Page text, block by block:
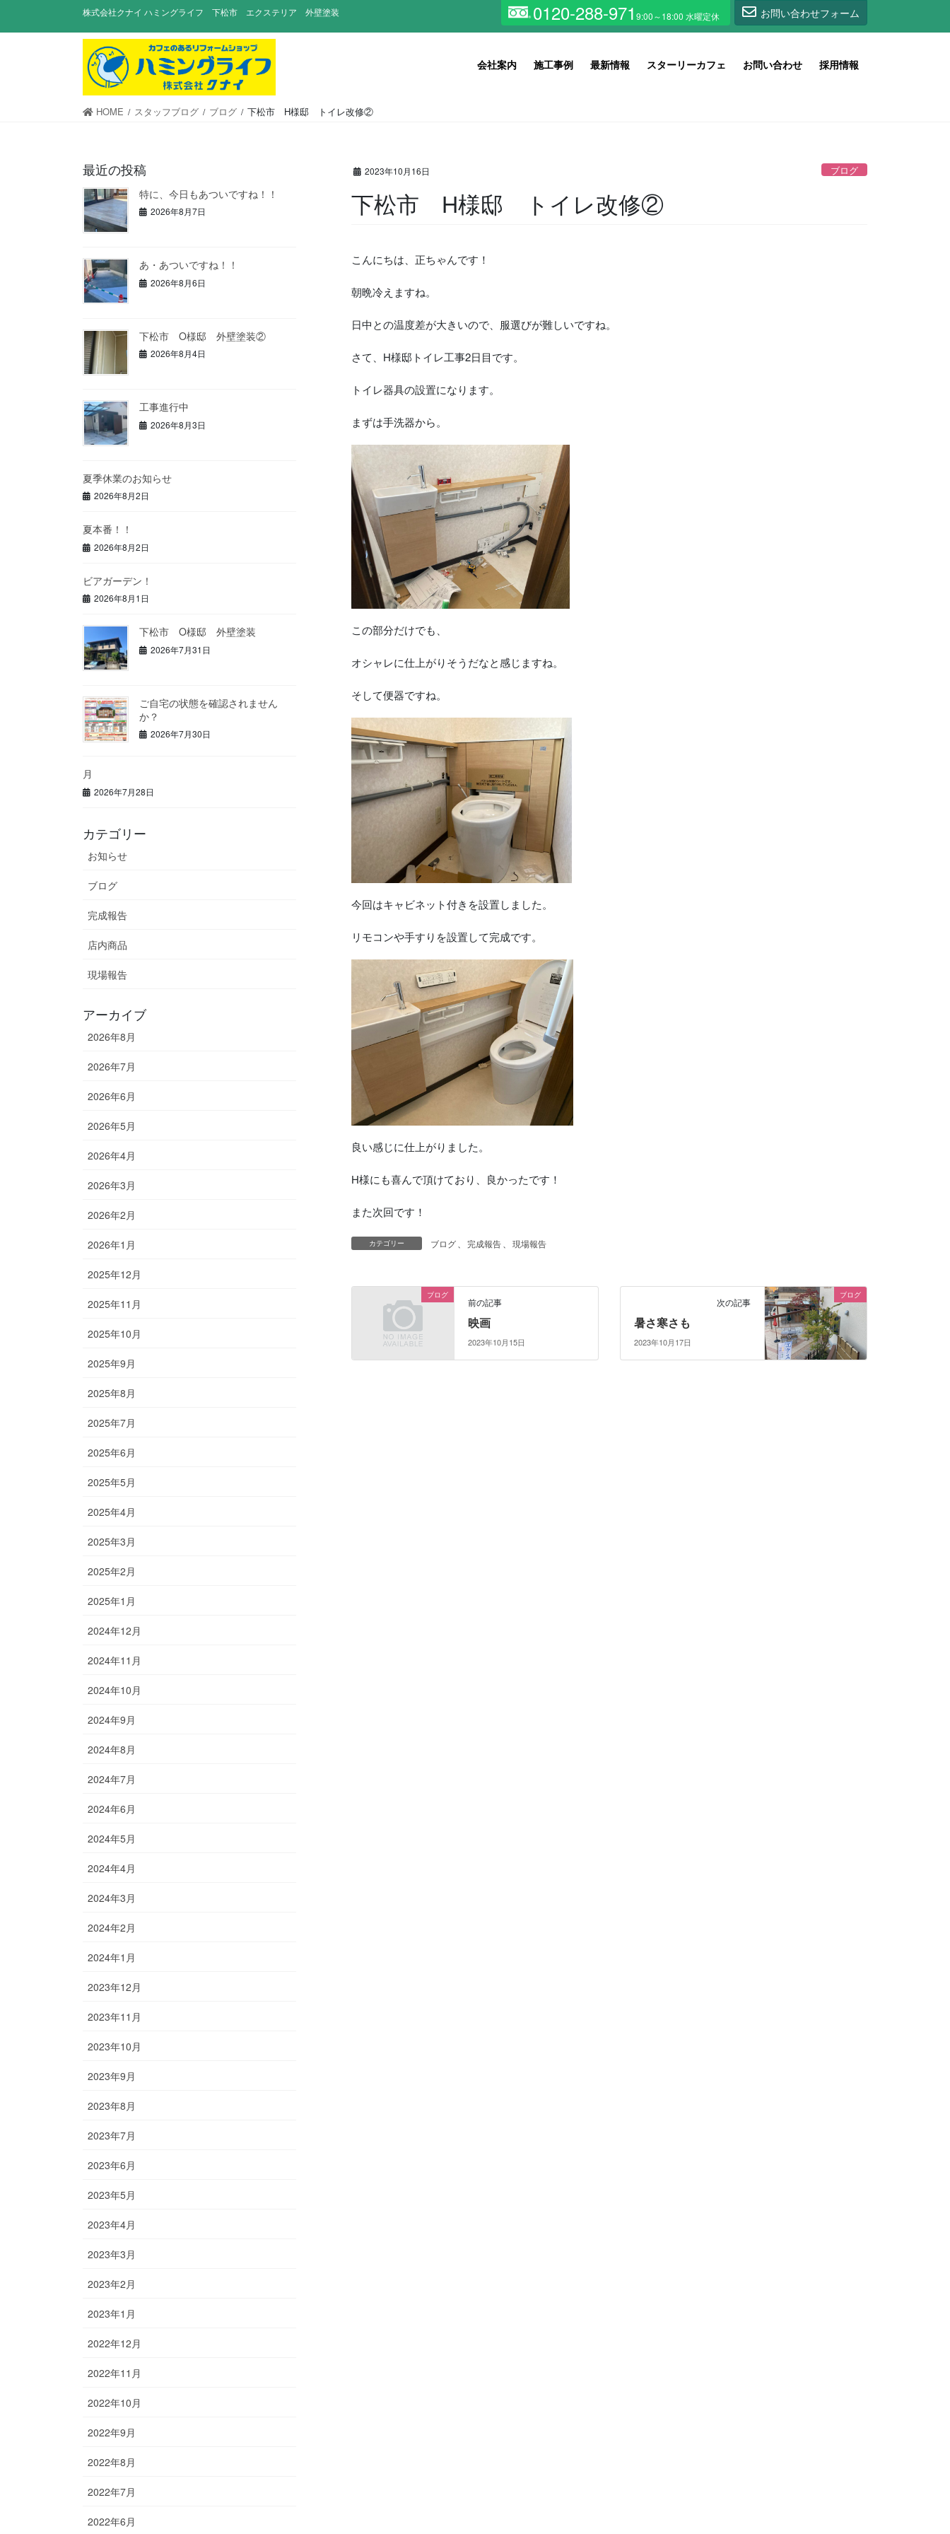
株式会社クナイ ハミングライフ 下松市 エクステリア 外壁塗装 0120-288-971 お問い合わせフォーム
会社案内 施工事例 最新情報 スターリーカフェ お問い合わせ 採用情報
HOME スタッフブログ ブログ 下松市 H様邸 トイレ改修②
2023年10月16日 ブログ
下松市 H様邸 トイレ改修②
こんにちは、正ちゃんです！
朝晩冷えますね。
日中との温度差が大きいので、服選びが難しいですね。
さて、H様邸トイレ工事2日目です。
トイレ器具の設置になります。
まずは手洗器から。
この部分だけでも、
オシャレに仕上がりそうだなと感じますね。
そして便器ですね。
今回はキャビネット付きを設置しました。
リモコンや手すりを設置して完成です。
良い感じに仕上がりました。
H様にも喜んで頂けており、良かったです！
また次回です！
カテゴリー ブログ 完成報告 現場報告
ブログ
前の記事
映画
2023年10月15日
ブログ
次の記事
暑さ寒さも
2023年10月17日
最近の投稿
特に、今日もあついですね！！
2026年8月7日
あ・あついですね！！
2026年8月6日
下松市 O様邸 外壁塗装②
2026年8月4日
工事進行中
2026年8月3日
夏季休業のお知らせ
2026年8月2日
夏本番！！
2026年8月2日
ビアガーデン！
2026年8月1日
下松市 O様邸 外壁塗装
2026年7月31日
ご自宅の状態を確認されません
か？
2026年7月30日
月
2026年7月28日
カテゴリー
お知らせ
ブログ
完成報告
店内商品
現場報告
アーカイブ
2026年8月
2026年7月
2026年6月
2026年5月
2026年4月
2026年3月
2026年2月
2026年1月
2025年12月
2025年11月
2025年10月
2025年9月
2025年8月
2025年7月
2025年6月
2025年5月
2025年4月
2025年3月
2025年2月
2025年1月
2024年12月
2024年11月
2024年10月
2024年9月
2024年8月
2024年7月
2024年6月
2024年5月
2024年4月
2024年3月
2024年2月
2024年1月
2023年12月
2023年11月
2023年10月
2023年9月
2023年8月
2023年7月
2023年6月
2023年5月
2023年4月
2023年3月
2023年2月
2023年1月
2022年12月
2022年11月
2022年10月
2022年9月
2022年8月
2022年7月
2022年6月